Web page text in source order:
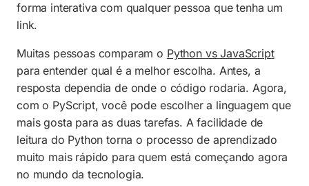
forma interativa com qualquer pessoa que tenha um
link.
Muitas pessoas comparam o Python vs JavaScript
para entender qual é a melhor escolha. Antes, a
resposta dependia de onde o código rodaria. Agora,
com o PyScript, você pode escolher a linguagem que
mais gosta para as duas tarefas. A facilidade de
leitura do Python torna o processo de aprendizado
muito mais rápido para quem está começando agora
no mundo da tecnologia.